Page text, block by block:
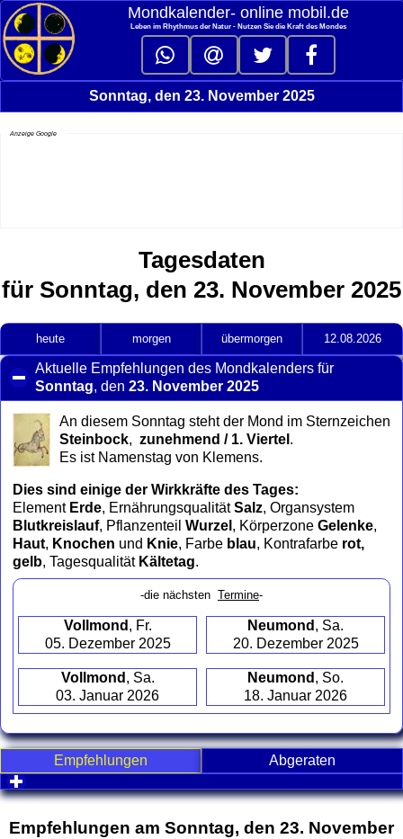
Mondkalender‑ online mobil.de
Leben im Rhythmus der Natur - Nutzen Sie die Kraft des Mondes
Sonntag, den 23. November 2025
Anzeige Google
Tagesdaten
für Sonntag, den 23. November 2025
heute morgen übermorgen 12.08.2026
Aktuelle Empfehlungen des Mondkalenders für
Sonntag, den23. November 2025
to
collapse
contents
An diesem Sonntag steht der Mond im Sternzeichen
Steinbock, zunehmend / 1. Viertel .
Es ist Namenstag von Klemens.
Dies sind einige der Wirkkräfte des Tages:
Element Erde, ErnährungsqualitätSalz, Organsystem
Blutkreislauf, Pflanzenteil Wurzel , Körperzone Gelenke,
Haut, Knochen und Knie, Farbe blau, Kontrafarbe rot,
gelb, Tagesqualität Kältetag.
-die nächsten Termine-
Vollmond , Fr.
05. Dezember 2025
Neumond , Sa.
20. Dezember 2025
Vollmond , Sa.
03. Januar 2026
Neumond , So.
18. Januar 2026
Empfehlungen
Abgeraten
click to expand contents
Empfehlungen am Sonntag, den 23. November